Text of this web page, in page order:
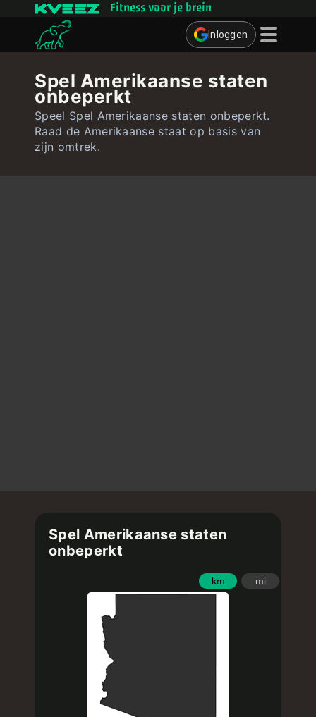
Fitness voor je brein
Inloggen
Quizzen
Gebruiker
Spel Amerikaanse staten
onbeperkt
Speel Spel Amerikaanse staten onbeperkt.
Raad de Amerikaanse staat op basis van
zijn omtrek.
Spel Amerikaanse staten
onbeperkt
km mi